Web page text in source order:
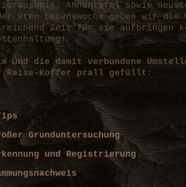
Ahnentafel sowie
9ten Lebenswoche geben wir die
Zeit für sie aufbringen
und die damit verbundene
Reise-Koffer prall gefüllt:
Grunduntersuchung
und Registrierung